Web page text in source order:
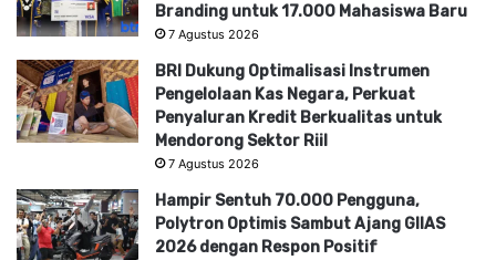
Branding untuk 17.000 Mahasiswa Baru
7 Agustus 2026
BRI Dukung Optimalisasi Instrumen
Pengelolaan Kas Negara, Perkuat
Penyaluran Kredit Berkualitas untuk
Mendorong Sektor Riil
7 Agustus 2026
Hampir Sentuh 70.000 Pengguna,
Polytron Optimis Sambut Ajang GIIAS
2026 dengan Respon Positif